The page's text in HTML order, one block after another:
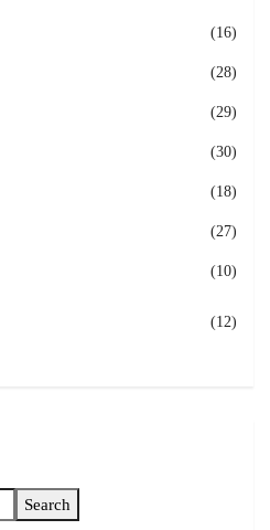
(16)
(28)
(29)
(30)
(18)
(27)
(10)
(12)
Search